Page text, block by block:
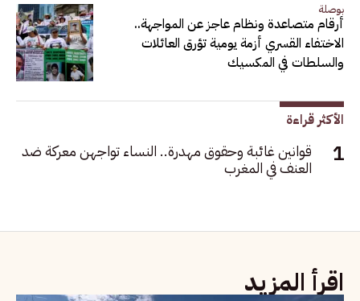
بوصلة
أرقام متصاعدة ونظام عاجز عن المواجهة..
الاختفاء القسري أزمة يومية تؤرق العائلات
والسلطات في المكسيك
الأكثر قراءة
قوانين غائبة وحقوق مهدرة.. النساء تواجهن معركة ضد
العنف في المغرب
اقرأ المزيد